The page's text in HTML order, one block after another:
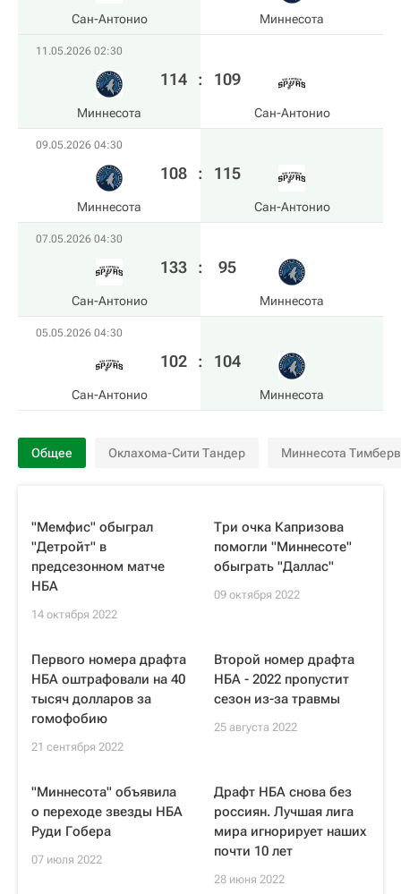
Сан-Антонио Миннесота
11.05.2026 02:30
Миннесота
114 : 109
Сан-Антонио
09.05.2026 04:30
Миннесота
108 : 115
Сан-Антонио
07.05.2026 04:30
Сан-Антонио
133 : 95
Миннесота
05.05.2026 04:30
Сан-Антонио
102 : 104
Миннесота
Общее Оклахома-Сити Тандер Миннесота
"Мемфис" обыграл
"Детройт" в
предсезонном матче
НБА
14 октября 2022
Три очка Капризова
помогли "Миннесоте"
обыграть "Даллас"
09 октября 2022
Первого номера драфта
НБА оштрафовали на 40
тысяч долларов за
гомофобию
21 сентября 2022
Второй номер драфта
НБА - 2022 пропустит
сезон из-за травмы
25 августа 2022
"Миннесота" объявила
о переходе звезды НБА
Руди Гобера
07 июля 2022
Драфт НБА снова без
россиян. Лучшая лига
мира игнорирует наших
почти 10 лет
28 июня 2022